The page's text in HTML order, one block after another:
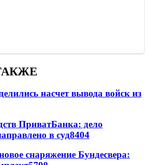
насчет вывода войск из
ПриватБанка: дело
в суд8404
снаряжение Бундесвера: